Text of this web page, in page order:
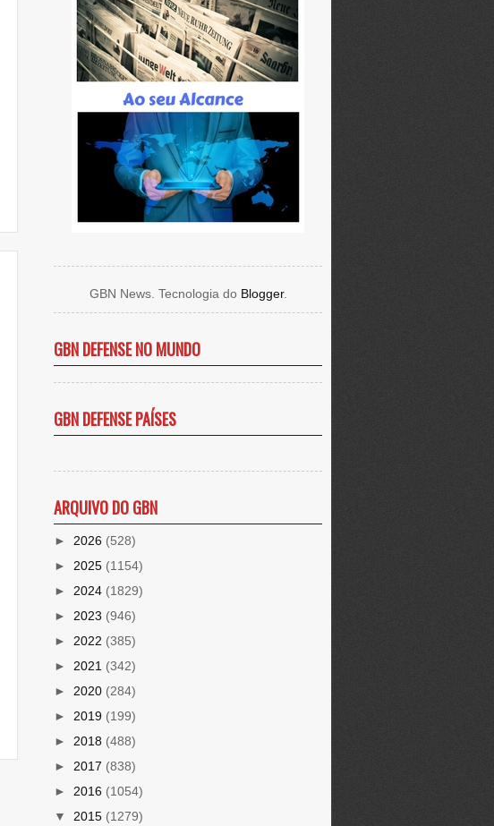
GBN News. Tecnologia do Blogger.
GBN DEFENSE NO MUNDO
GBN DEFENSE PAÍSES
ARQUIVO DO GBN
► 2026 (528)
► 2025 (1154)
► 2024 (1829)
► 2023 (946)
► 2022 (385)
► 2021 (342)
► 2020 (284)
► 2019 (199)
► 2018 (488)
► 2017 (838)
► 2016 (1054)
▼ 2015 (1279)